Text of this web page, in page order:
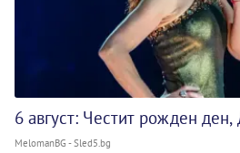
6 август: Честит рожден
MelomanBG - Sled5.bg